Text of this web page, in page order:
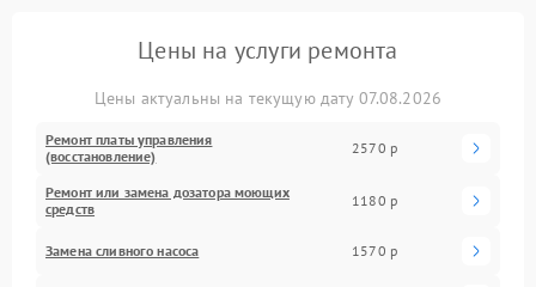
Цены на услуги ремонта
Цены актуальны на текущую дату 07.08.2026
Ремонт платы управления
(восстановление)
2570 р
Ремонт или замена дозатора моющих
средств
1180 р
Замена сливного насоса 1570 р